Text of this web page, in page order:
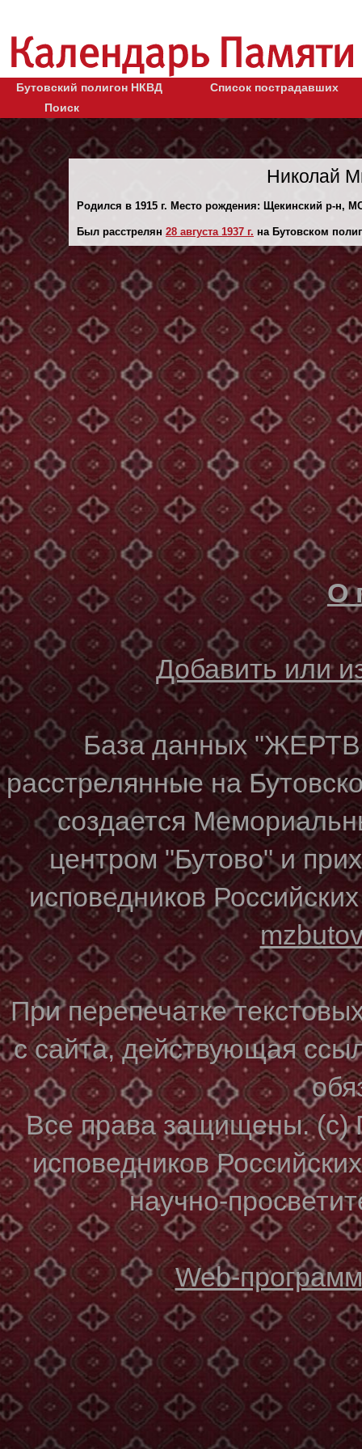
Бутовский полигон НКВД
Список пострадавших
Поиск
Николай
Родился в 1915 г. Место рождения: Щекинский р-н,
Был расстрелян 28 августа 1937 г. на Бутовском
О
Добавить или
База данных
расстрелянные на
создается
центром "Бутово" и
исповедников
При перепечатке
с сайта, действующая
Все права защищены. (с)
исповедников
научно-
Web-